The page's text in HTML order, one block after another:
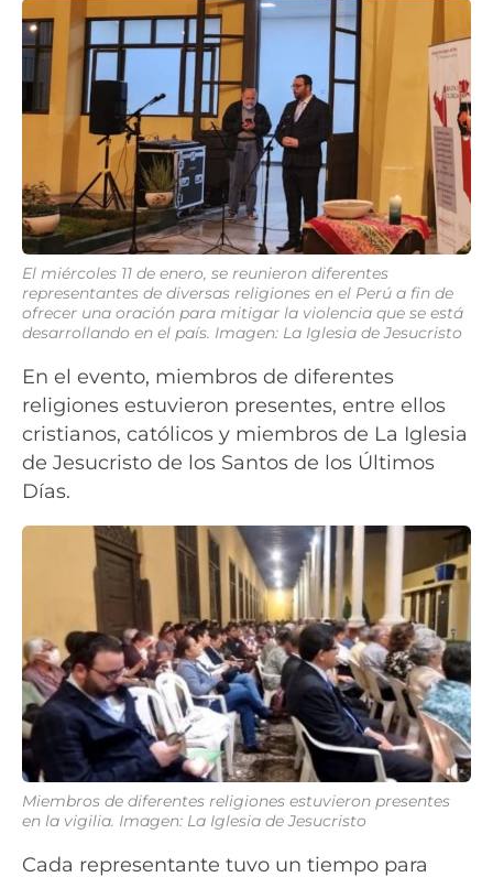
El miércoles 11 de enero, se reunieron diferentes
representantes de diversas religiones en el Perú a fin de
ofrecer una oración para mitigar la violencia que se está
desarrollando en el país. Imagen: La Iglesia de Jesucristo
En el evento, miembros de diferentes
religiones estuvieron presentes, entre ellos
cristianos, católicos y miembros de La Iglesia
de Jesucristo de los Santos de los Últimos
Días.
Miembros de diferentes religiones estuvieron presentes
en la vigilia. Imagen: La Iglesia de Jesucristo
Cada representante tuvo un tiempo para